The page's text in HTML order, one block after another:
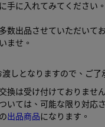
手に入れてみてください。
数出品させていただいて
ませ。
渡しとなりますので、ご了
換は受け付けておりませ
いては、可能な限り対応
出品商品になります。